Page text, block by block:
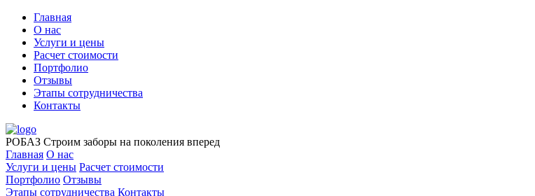
Главная
О нас
Услуги и цены
Расчет стоимости
Портфолио
Отзывы
Этапы сотрудничества
Контакты
РОБАЗ Строим заборы на поколения вперед
Главная О нас
Услуги и цены Расчет стоимости
Портфолио Отзывы
Этапы сотрудничества Контакты